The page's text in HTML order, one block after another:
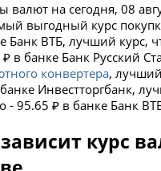
валют на сегодня, 08
выгодный курс
Банк ВТБ, лучший курс,
в банке Банк Русский
конвертера,
Инвестторгбанк,
- 95.65 ₽ в банке Банк
курс